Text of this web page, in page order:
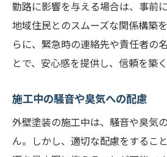
勤路に影響を与える場合は、事前
地域住民とのスムーズな関係構築
らに、緊急時の連絡先や責任者の
とで、安心感を提供し、信頼を築
施工中の騒音や臭気への配慮
外壁塗装の施工中は、騒音や臭気
ん。しかし、適切な配慮をするこ